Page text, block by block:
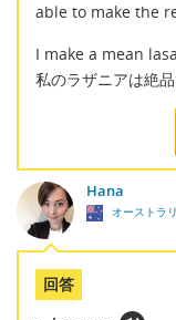
able to make the
I make a mean
私のラザニアは絶品
Hana
オーストラ
回答